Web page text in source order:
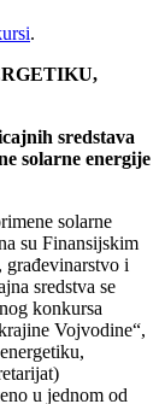
.
sredstava
solarne energije
solarne
su Finansijskim
građevinarstvo i
sredstva se
konkursa
Vojvodine“,
u jednom od